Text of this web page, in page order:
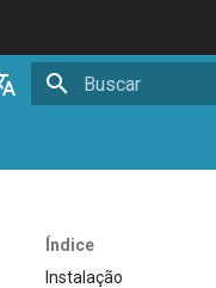
Índice
Instalação